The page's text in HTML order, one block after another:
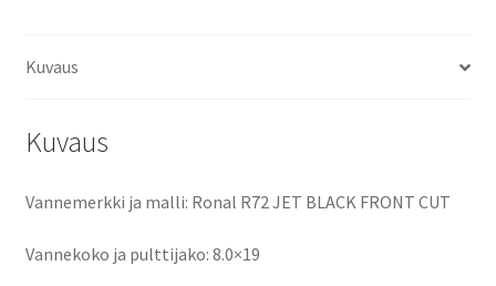
o
Kuvaus
Kuvaus
Vannemerkki ja malli: Ronal R72 JET BLACK FRONT CUT
Vannekoko ja pulttijako: 8.0×19